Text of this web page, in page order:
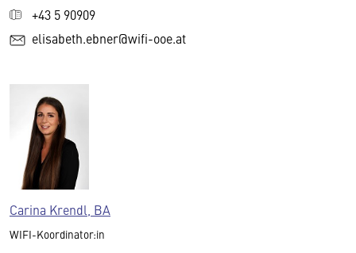
+43 5 90909
elisabeth.ebner@wifi-ooe.at
Carina Krendl, BA
WIFI-Koordinator:in